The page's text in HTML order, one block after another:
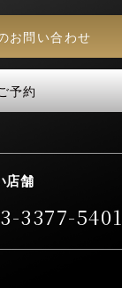
お問い合わせ
予約
店舗
3377-5401